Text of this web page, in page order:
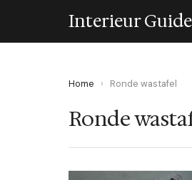
Interieur Guide
Home › Ronde wastafel
Ronde